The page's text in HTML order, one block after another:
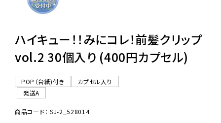
06-6282-7659
ハイキュー！！みにコレ！前髪クリップ
vol.2 30個入り (400円カプセル)
POP（台紙)付き
カプセル入り
発送A
商品コード： SJ-2_528014